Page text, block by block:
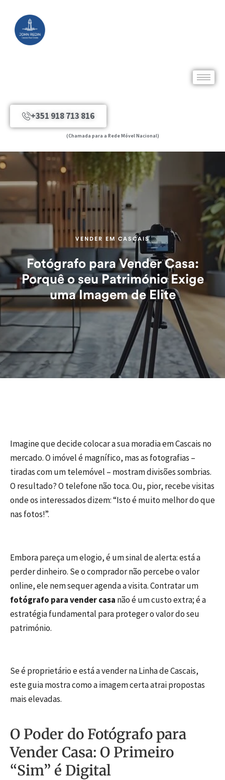
+351 918 713 816
(Chamada para a Rede Móvel Nacional)
VENDER EM CASCAIS
Fotógrafo para Vender Casa:
Porquê o seu Património Exige
uma Imagem de Elite
Imagine que decide colocar a sua moradia em Cascais no
mercado. O imóvel é magnífico, mas as fotografias –
tiradas com um telemóvel – mostram divisões sombrias.
O resultado? O telefone não toca. Ou, pior, recebe visitas
onde os interessados dizem: “Isto é muito melhor do que
nas fotos!”.
Embora pareça um elogio, é um sinal de alerta: está a
perder dinheiro. Se o comprador não percebe o valor
online, ele nem sequer agenda a visita. Contratar um
fotógrafo para vender casa não é um custo extra; é a
estratégia fundamental para proteger o valor do seu
património.
Se é proprietário e está a vender na Linha de Cascais,
este guia mostra como a imagem certa atrai propostas
mais elevadas.
O Poder do Fotógrafo para
Vender Casa: O Primeiro
“Sim” é Digital